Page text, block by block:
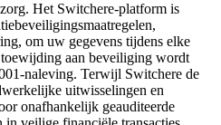
Het Switchere-platform is
om uw gegevens tijdens elke
aan beveiliging wordt
naleving. Terwijl Switchere de
uitwisselingen en
onafhankelijk geauditeerde